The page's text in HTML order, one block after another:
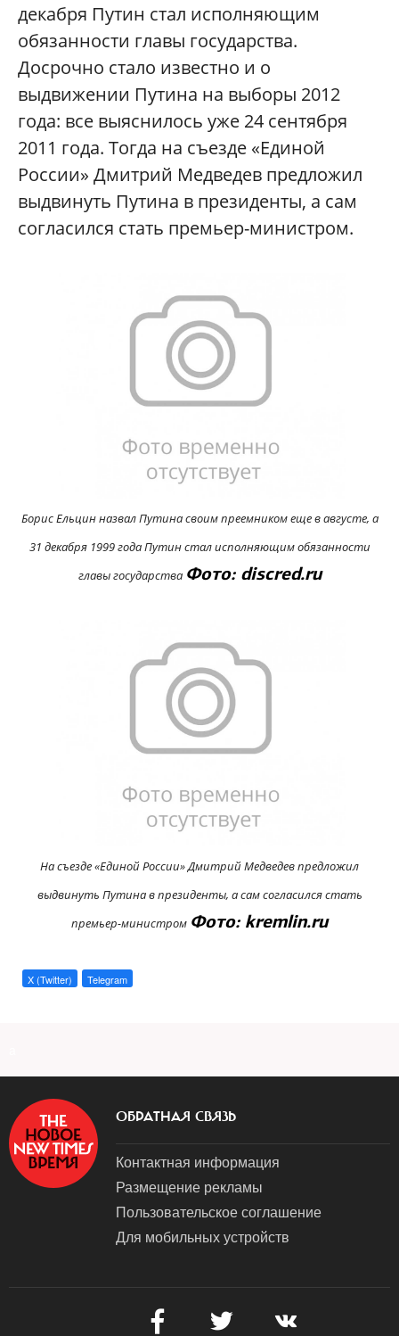
декабря Путин стал исполняющим
обязанности главы государства.
Досрочно стало известно и о
выдвижении Путина на выборы 2012
года: все выяснилось уже 24 сентября
2011 года. Тогда на съезде «Единой
России» Дмитрий Медведев предложил
выдвинуть Путина в президенты, а сам
согласился стать премьер-министром.
Борис Ельцин назвал Путина своим преемником еще в августе, а
31 декабря 1999 года Путин стал исполняющим обязанности
главы государства Фото: discred.ru
На съезде «Единой России» Дмитрий Медведев предложил
выдвинуть Путина в президенты, а сам согласился стать
премьер-министром Фото: kremlin.ru
X (Twitter) Telegram
ОБРАТНАЯ СВЯЗЬ
Контактная информация
Размещение рекламы
Пользовательское соглашение
Для мобильных устройств